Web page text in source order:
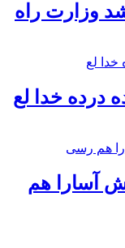
وزارت راه
درده خدا لع
آسارا هم